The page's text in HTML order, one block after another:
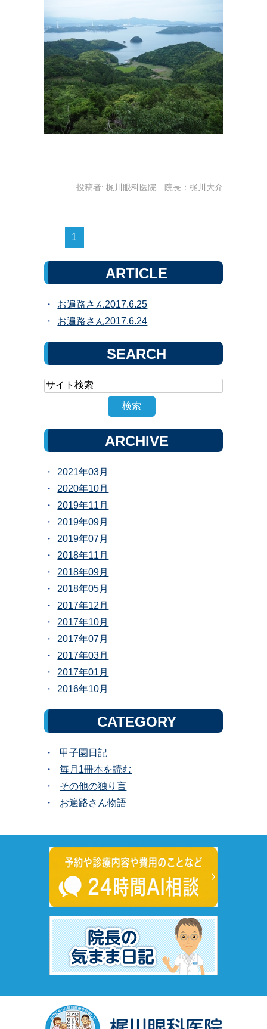
投稿者: 梶川眼科医院 院長：梶川大介
1
ARTICLE
お遍路さん2017.6.25
お遍路さん2017.6.24
SEARCH
ARCHIVE
2021年03月
2020年10月
2019年11月
2019年09月
2019年07月
2018年11月
2018年09月
2018年05月
2017年12月
2017年10月
2017年07月
2017年03月
2017年01月
2016年10月
CATEGORY
甲子園日記
毎月1冊本を読む
その他の独り言
お遍路さん物語